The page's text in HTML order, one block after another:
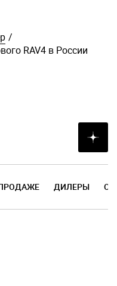
/
RAV4 в России
ДИЛЕРЫ